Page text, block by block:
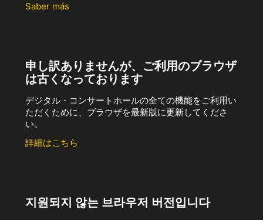
Saber más
申し訳ありませんが、ご利用のブラウザ
は古くなっております
デジタル・コンサートホールの全ての機能をご利用い
ただくために、ブラウザを最新版に更新してくださ
い。
詳細はこちら
지원되지 않는 브라우저 버전입니다